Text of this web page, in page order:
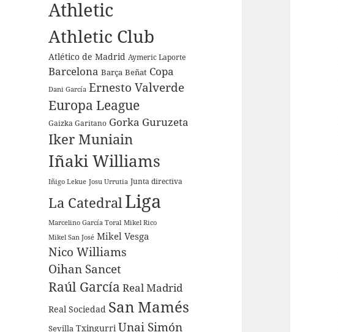
Athletic
Athletic Club
Atlético de Madrid Aymeric Laporte
Barcelona Barça Beñat Copa
Dani García Ernesto Valverde
Europa League
Gaizka Garitano Gorka Guruzeta
Iker Muniain
Iñaki Williams
Iñigo Lekue Josu Urrutia Junta directiva
La CatedralLiga
Marcelino García Toral Mikel Rico
Mikel San José Mikel Vesga
Nico Williams
Oihan Sancet
Raúl García Real Madrid
Real Sociedad San Mamés
Sevilla Txingurri Unai Simón